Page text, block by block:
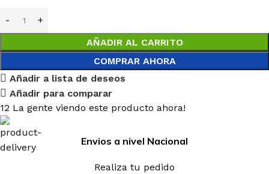
AÑADIR AL CARRITO
COMPRAR AHORA
Añadir a lista de deseos
Añadir para comparar
12 La gente viendo este producto ahora!
Envios a nivel Nacional
Realiza tu pedido